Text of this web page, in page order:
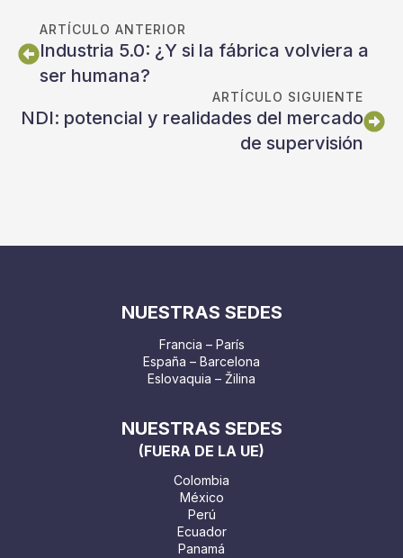
ARTÍCULO ANTERIOR
Industria 5.0: ¿Y si la fábrica volviera a
ser humana?
ARTÍCULO SIGUIENTE
NDI: potencial y realidades del mercado
de supervisión
NUESTRAS SEDES
Francia – París
España – Barcelona
Eslovaquia – Žilina
NUESTRAS SEDES
(FUERA DE LA UE)
Colombia
México
Perú
Ecuador
Panamá